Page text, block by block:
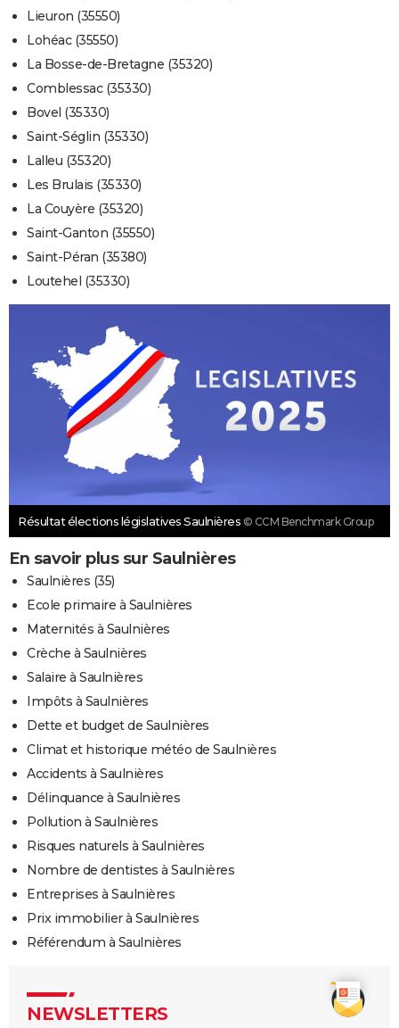
Lieuron (35550)
Lohéac (35550)
La Bosse-de-Bretagne (35320)
Comblessac (35330)
Bovel (35330)
Saint-Séglin (35330)
Lalleu (35320)
Les Brulais (35330)
La Couyère (35320)
Saint-Ganton (35550)
Saint-Péran (35380)
Loutehel (35330)
Résultat élections législatives Saulnières © CCM Benchmark Group
En savoir plus sur Saulnières
Saulnières (35)
Ecole primaire à Saulnières
Maternités à Saulnières
Crèche à Saulnières
Salaire à Saulnières
Impôts à Saulnières
Dette et budget de Saulnières
Climat et historique météo de Saulnières
Accidents à Saulnières
Délinquance à Saulnières
Pollution à Saulnières
Risques naturels à Saulnières
Nombre de dentistes à Saulnières
Entreprises à Saulnières
Prix immobilier à Saulnières
Référendum à Saulnières
NEWSLETTERS